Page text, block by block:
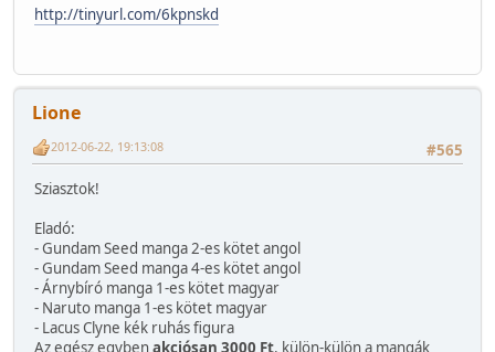
http://tinyurl.com/6kpnskd
Lione
#565
2012-06-22, 19:13:08
Sziasztok!
Eladó:
- Gundam Seed manga 2-es kötet angol
- Gundam Seed manga 4-es kötet angol
- Árnybíró manga 1-es kötet magyar
- Naruto manga 1-es kötet magyar
- Lacus Clyne kék ruhás figura
Az egész egybenakciósan 3000 Ft, külön-külön a mangák